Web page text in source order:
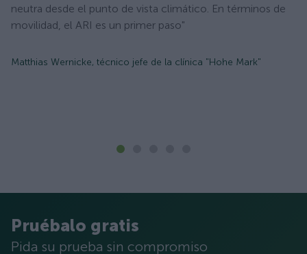
neutra desde el punto de vista climático. En términos de
movilidad, el ARI es un primer paso"
Matthias Wernicke, técnico jefe de la clínica "Hohe Mark"
Pruébalo gratis
Pida su prueba sin compromiso